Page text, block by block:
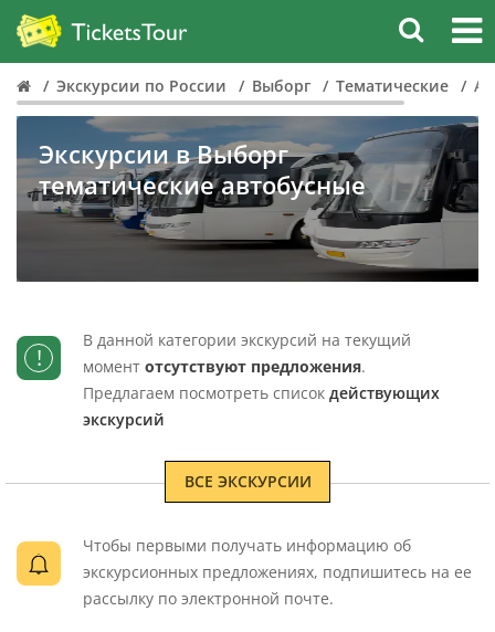
Экскурсии по России Выборг Тематические
Экскурсии в Выборг
тематические автобусные
!
В данной категории экскурсий на текущий
момент отсутствуют предложения.
Предлагаем посмотреть список действующих
экскурсий
ВСЕ ЭКСКУРСИИ
Чтобы первыми получать информацию об
экскурсионных предложениях, подпишитесь на ее
рассылку по электронной почте.